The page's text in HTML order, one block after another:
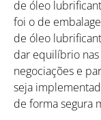
de óleo
foi o de
de óleo
dar equilíbrio nas
negociações e
seja
de forma segura